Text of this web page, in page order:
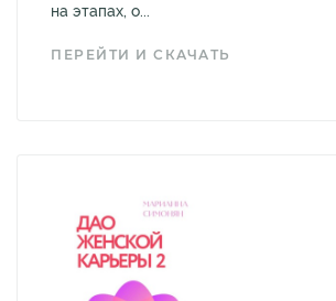
на этапах, о...
ПЕРЕЙТИ И СКАЧАТЬ